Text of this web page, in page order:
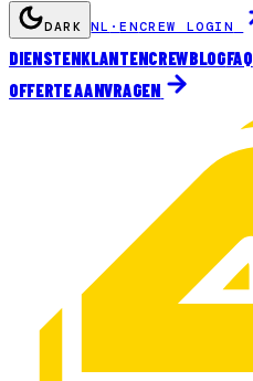
DARK NL ·ENCREW LOGIN
DIENSTENKLANTENCREWBLOGFAQ
OFFERTE AANVRAGEN